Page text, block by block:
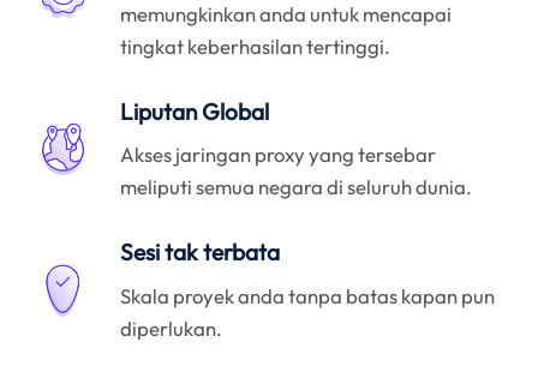
memungkinkan anda untuk mencapai
tingkat keberhasilan tertinggi.
Liputan Global
Akses jaringan proxy yang tersebar
meliputi semua negara di seluruh dunia.
Sesi tak terbata
Skala proyek anda tanpa batas kapan pun
diperlukan.